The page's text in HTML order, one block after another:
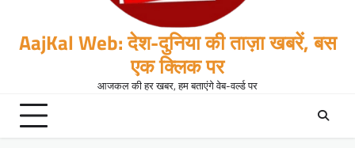
AajKal Web: देश-दुनिया की ताज़ा खबरें, बस
एक क्लिक पर
आजकल की हर खबर, हम बताएंगे वेब-वर्ल्ड पर